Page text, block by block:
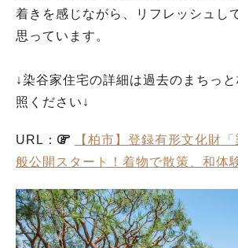
着きを感じながら、リフレッシュし
思っています。
↓染谷家住宅の詳細は過去のまちっ
照ください↓
URL：
【柏市】登録有形文化財
般公開スタート！着物で散策、和体